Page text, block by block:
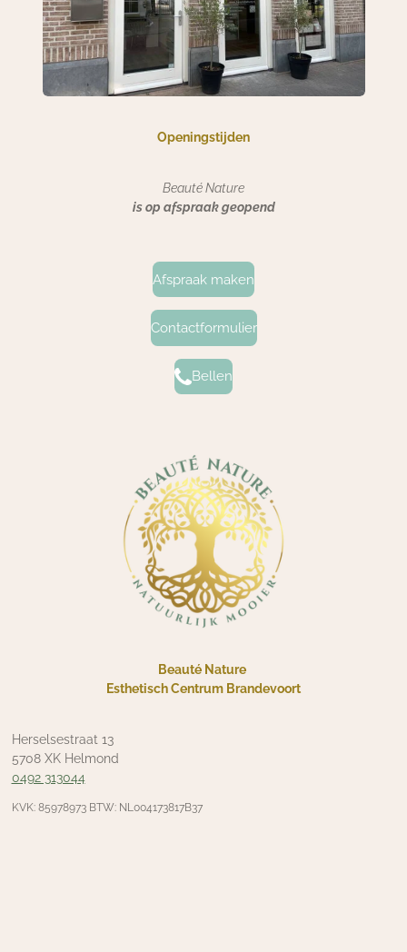
Openingstijden
Beauté Nature
is op afspraak geopend
Afspraak maken
Contactformulier
Bellen
Beauté Nature
Esthetisch Centrum Brandevoort
Herselsestraat 13
5708 XK Helmond
0492 313044
KVK: 85978973 BTW: NL004173817B37